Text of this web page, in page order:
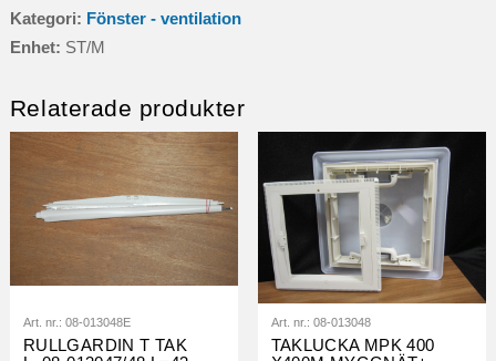
Kategori: Fönster - ventilation
Enhet: ST/M
Relaterade produkter
Art. nr.: 08-013048E
RULLGARDIN T TAK
Art. nr.: 08-013048
TAKLUCKA MPK 400